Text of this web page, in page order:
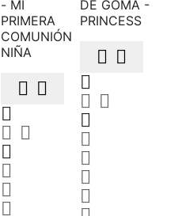
 

 




 

 




